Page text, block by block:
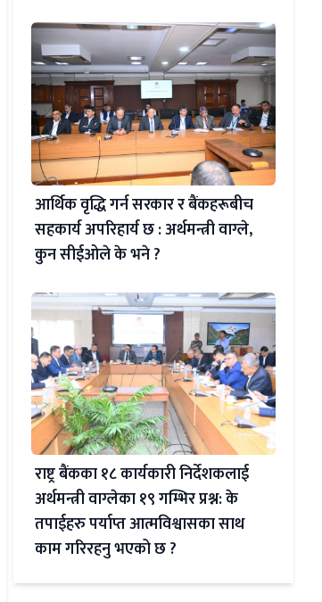
आर्थिक वृद्धि गर्न सरकार र बैंकहरूबीच
सहकार्य अपरिहार्य छ : अर्थमन्त्री वाग्ले,
कुन सीईओले के भने ?
राष्ट्र बैंकका १८ कार्यकारी निर्देशकलाई
अर्थमन्त्री वाग्लेका १९ गम्भिर प्रश्न: के
तपाईहरु पर्याप्त आत्मविश्वासका साथ
काम गरिरहनु भएको छ ?